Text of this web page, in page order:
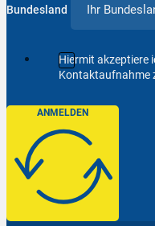
Bundesland
Hiermit akzeptiere
Kontaktaufnahme
ANMELDEN